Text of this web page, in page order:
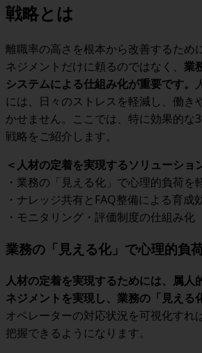
戦略とは
離職率の高さを根本から改善するため
ネジメントだけに頼るのではなく、 業
システムによる仕組み化が重要です。
には、日々のストレスを軽減し、働き
かせません。ここでは、特に効果的な
戦略をご紹介します。
＜人材の定着を実現するソリューショ
・業務の「見える化」で心理的負荷を
・ナレッジ共有とFAQ整備による育成
・モニタリング・評価制度の仕組み化
業務の「見える化」で心理的負
人材の定着を実現するためには、属人
ネジメントを実現し、業務の「見える
オペレーターの対応状況を可視化すれ
把握できるようになります。